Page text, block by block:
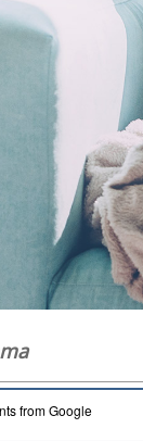
from Google